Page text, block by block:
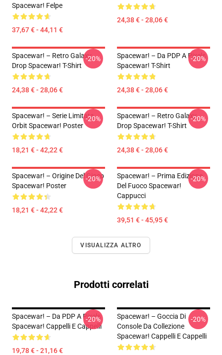
Spacewar! Felpe
37,67 € - 44,11 €
24,38 € - 28,06 €
Spacewar! – Retro Galaxy
Drop Spacewar! T-Shirt
24,38 € - 28,06 €
-20%
Spacewar! – Da PDP A Pixels
Spacewar! T-Shirt
24,38 € - 28,06 €
-20%
Spacewar! – Serie Limitata
Orbit Spacewar! Poster
18,21 € - 42,22 €
-20%
Spacewar! – Retro Galaxy
Drop Spacewar! T-Shirt
24,38 € - 28,06 €
-20%
Spacewar! – Origine Del Gioco
Spacewar! Poster
18,21 € - 42,22 €
-20%
Spacewar! – Prima Edizione
Del Fuoco Spacewar!
Cappucci
39,51 € - 45,95 €
-20%
VISUALIZZA ALTRO
Prodotti correlati
Spacewar! – Da PDP A Pixels
Spacewar! Cappelli E Cappelli
19,78 € - 21,16 €
-20%
Spacewar! – Goccia Di
Console Da Collezione
Spacewar! Cappelli E Cappelli
-20%